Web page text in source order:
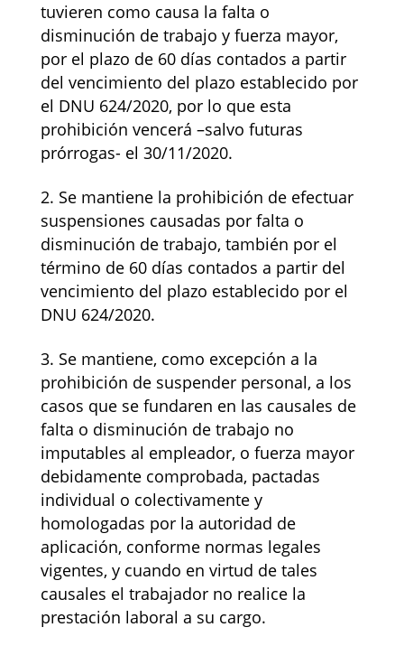
tuvieren como causa la falta o
disminución de trabajo y fuerza mayor,
por el plazo de 60 días contados a partir
del vencimiento del plazo establecido por
el DNU 624/2020, por lo que esta
prohibición vencerá –salvo futuras
prórrogas- el 30/11/2020.
Se mantiene la prohibición de efectuar
suspensiones causadas por falta o
disminución de trabajo, también por el
término de 60 días contados a partir del
vencimiento del plazo establecido por el
DNU 624/2020.
Se mantiene, como excepción a la
prohibición de suspender personal, a los
casos que se fundaren en las causales de
falta o disminución de trabajo no
imputables al empleador, o fuerza mayor
debidamente comprobada, pactadas
individual o colectivamente y
homologadas por la autoridad de
aplicación, conforme normas legales
vigentes, y cuando en virtud de tales
causales el trabajador no realice la
prestación laboral a su cargo.